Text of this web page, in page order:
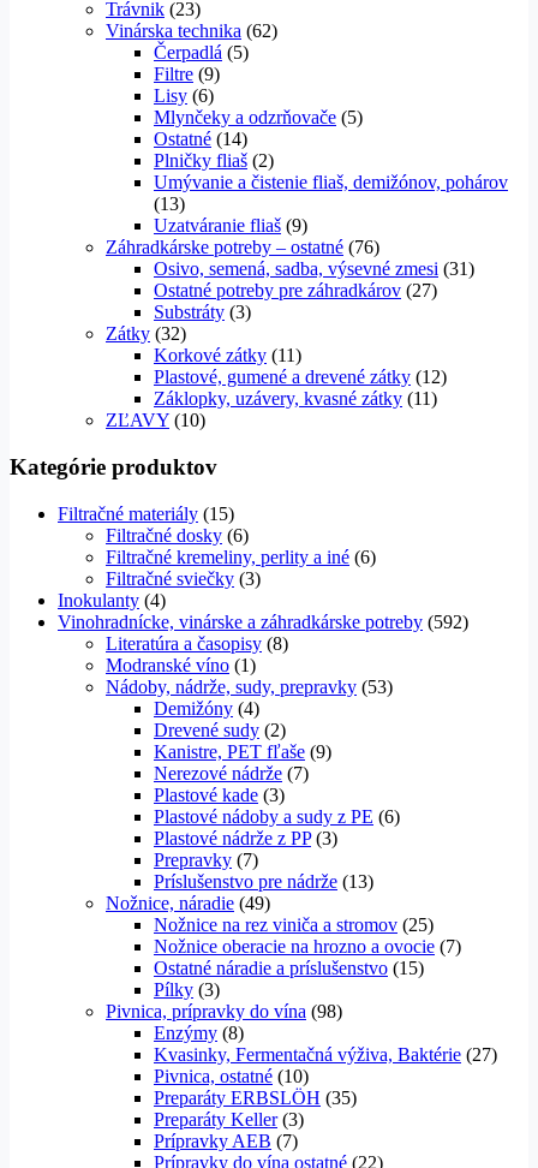
Trávnik (23)
Vinárska technika (62)
Čerpadlá (5)
Filtre (9)
Lisy (6)
Mlynčeky a odzrňovače (5)
Ostatné (14)
Plničky fliaš (2)
Umývanie a čistenie fliaš, demižónov, pohárov
(13)
Uzatváranie fliaš (9)
Záhradkárske potreby – ostatné (76)
Osivo, semená, sadba, výsevné zmesi (31)
Ostatné potreby pre záhradkárov (27)
Substráty (3)
Zátky (32)
Korkové zátky (11)
Plastové, gumené a drevené zátky (12)
Záklopky, uzávery, kvasné zátky (11)
ZĽAVY (10)
Kategórie produktov
Filtračné materiály (15)
Filtračné dosky (6)
Filtračné kremeliny, perlity a iné (6)
Filtračné sviečky (3)
Inokulanty (4)
Vinohradnícke, vinárske a záhradkárske potreby (592)
Literatúra a časopisy (8)
Modranské víno (1)
Nádoby, nádrže, sudy, prepravky (53)
Demižóny (4)
Drevené sudy (2)
Kanistre, PET fľaše (9)
Nerezové nádrže (7)
Plastové kade (3)
Plastové nádoby a sudy z PE (6)
Plastové nádrže z PP (3)
Prepravky (7)
Príslušenstvo pre nádrže (13)
Nožnice, náradie (49)
Nožnice na rez viniča a stromov (25)
Nožnice oberacie na hrozno a ovocie (7)
Ostatné náradie a príslušenstvo (15)
Pílky (3)
Pivnica, prípravky do vína (98)
Enzýmy (8)
Kvasinky, Fermentačná výživa, Baktérie (27)
Pivnica, ostatné (10)
Preparáty ERBSLÖH (35)
Preparáty Keller (3)
Prípravky AEB (7)
Prípravky do vína ostatné (22)